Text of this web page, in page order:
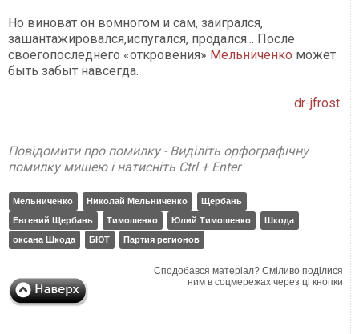
Но виноват он вомногом и сам, заигрался,
зашантажировался,испугался, продался... После
своегопоследнего «откровения» Мельниченко может
быть забыт навсегда.
dr-jfrost
Повідомити про помилку - Виділіть орфографічну
помилку мишею і натисніть Ctrl + Enter
Мельниченко Николай Мельниченко
Щербань
Евгений Щербань
Тимошенко Юлий Тимошенко
Шкода
оксана Шкода
БЮТ Партия регионов
Сподобався матеріал? Сміливо поділися
ним в соцмережах через ці кнопки